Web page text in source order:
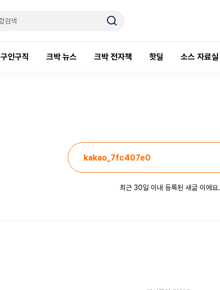
구인구직 크박 뉴스 크박 전자책 핫딜 소스 자료실
최근 30일 이내 등록된 새글 이에요.